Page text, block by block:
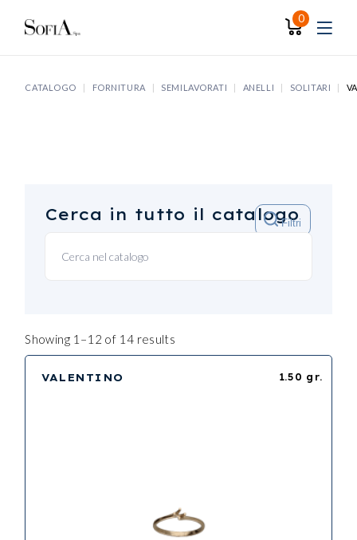
0
CATALOGO FORNITURA SEMILAVORATI ANELLI SOLITARI
Cerca in tutto il catalogo
Filtri
Showing 1–12 of 14 results
1.50 gr.
VALENTINO